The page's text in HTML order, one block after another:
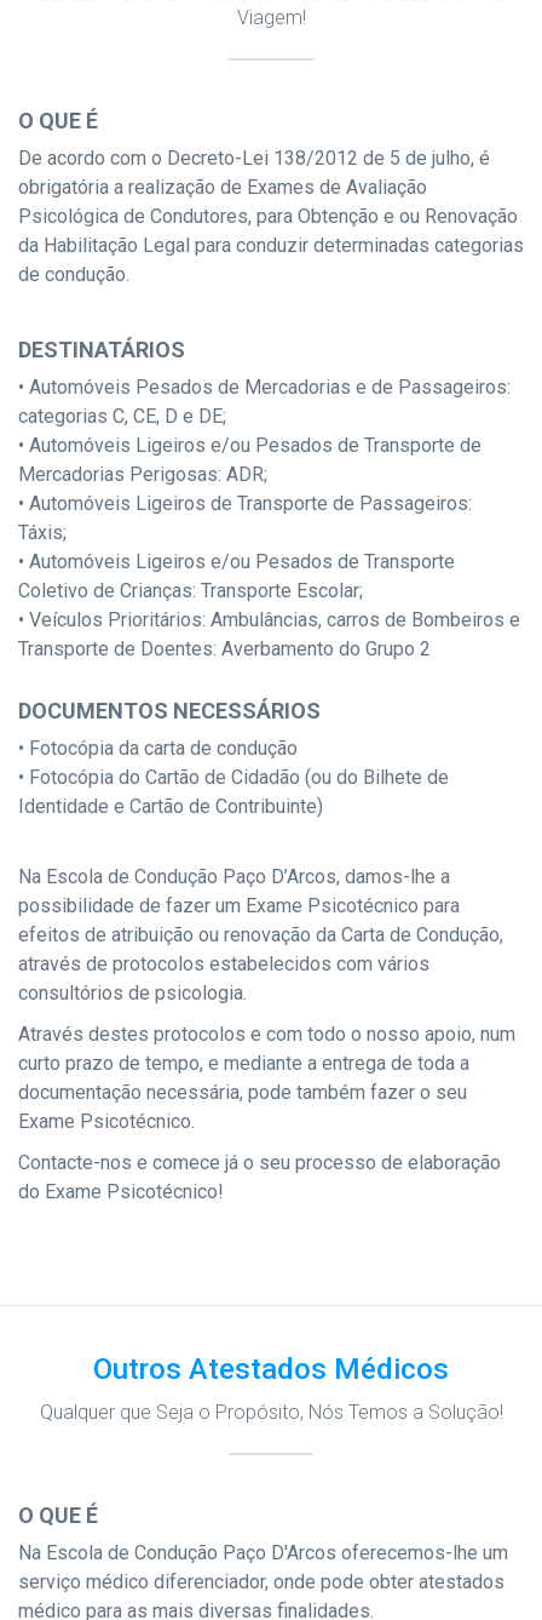
Viagem!
O QUE É
De acordo com o Decreto-Lei 138/2012 de 5 de julho, é
obrigatória a realização de Exames de Avaliação
Psicológica de Condutores, para Obtenção e ou Renovação
da Habilitação Legal para conduzir determinadas categorias
de condução.
DESTINATÁRIOS
• Automóveis Pesados de Mercadorias e de Passageiros:
categorias C, CE, D e DE;
• Automóveis Ligeiros e/ou Pesados de Transporte de
Mercadorias Perigosas: ADR;
• Automóveis Ligeiros de Transporte de Passageiros:
Táxis;
• Automóveis Ligeiros e/ou Pesados de Transporte
Coletivo de Crianças: Transporte Escolar;
• Veículos Prioritários: Ambulâncias, carros de Bombeiros e
Transporte de Doentes: Averbamento do Grupo 2
DOCUMENTOS NECESSÁRIOS
• Fotocópia da carta de condução
• Fotocópia do Cartão de Cidadão (ou do Bilhete de
Identidade e Cartão de Contribuinte)
Na Escola de Condução Paço D’Arcos, damos-lhe a
possibilidade de fazer um Exame Psicotécnico para
efeitos de atribuição ou renovação da Carta de Condução,
através de protocolos estabelecidos com vários
consultórios de psicologia.
Através destes protocolos e com todo o nosso apoio, num
curto prazo de tempo, e mediante a entrega de toda a
documentação necessária, pode também fazer o seu
Exame Psicotécnico.
Contacte-nos e comece já o seu processo de elaboração
do Exame Psicotécnico!
Outros Atestados Médicos
Qualquer que Seja o Propósito, Nós Temos a Solução!
O QUE É
Na Escola de Condução Paço D'Arcos oferecemos-lhe um
serviço médico diferenciador, onde pode obter atestados
médico para as mais diversas finalidades.